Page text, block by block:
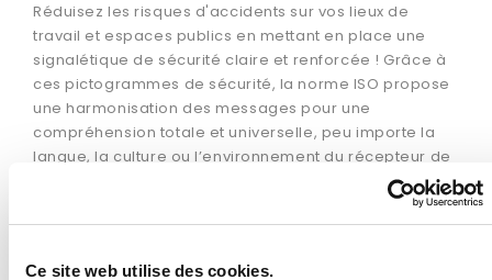
Ce site web utilise des cookies.
Réduisez les risques d'accidents sur vos lieux de
travail et espaces publics en mettant en place une
signalétique de sécurité claire et renforcée ! Grâce à
ces pictogrammes de sécurité, la norme ISO propose
une harmonisation des messages pour une
compréhension totale et universelle, peu importe la
langue, la culture ou l’environnement du récepteur de
conformes à la norme ISO 7010, c'est vous assurer que
votre communication soit bien comprise par tous !
Pour en savoir plus à propos de cette norme et de ses